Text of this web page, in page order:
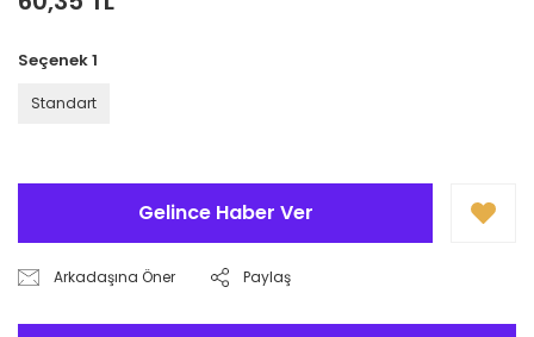
Seçenek 1
Standart
Gelince Haber Ver
Arkadaşına Öner Paylaş